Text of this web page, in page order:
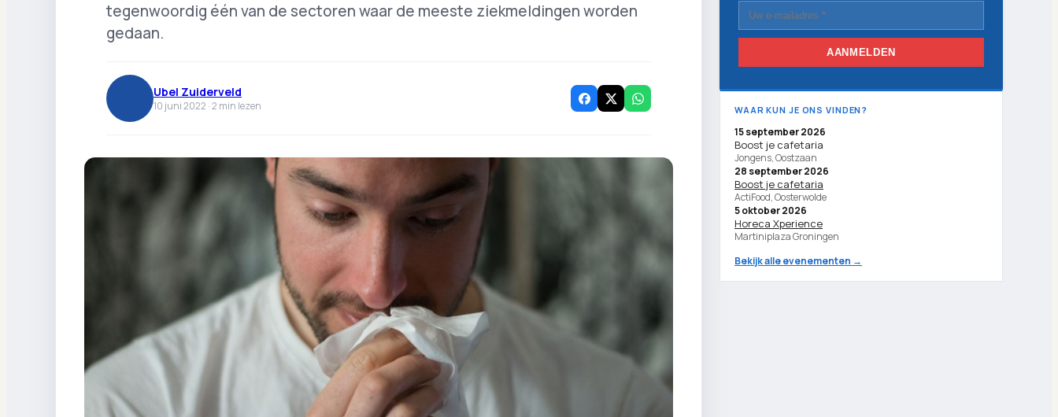
tegenwoordig één van de sectoren waar de meeste ziekmeldingen worden
gedaan.
Ubel Zuiderveld
10 juni 2022 ·2 min lezen
AANMELDEN
WAAR KUN JE ONS VINDEN?
15 september 2026
Boost je cafetaria
Jongens, Oostzaan
28 september 2026
Boost je cafetaria
ActiFood, Oosterwolde
5 oktober 2026
Horeca Xperience
Martiniplaza Groningen
Bekijk alle evenementen →